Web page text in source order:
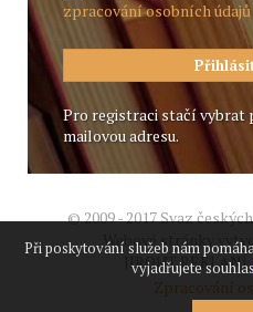
zpracování osobních údajů
Pro registraci stačí vybrat
mailovou adresu.
© 2009 - 2017 Svaz
Webové stránky
JIROUT REKLANÍ
Zpracování
Při poskytování služeb nám
vyjadřujete